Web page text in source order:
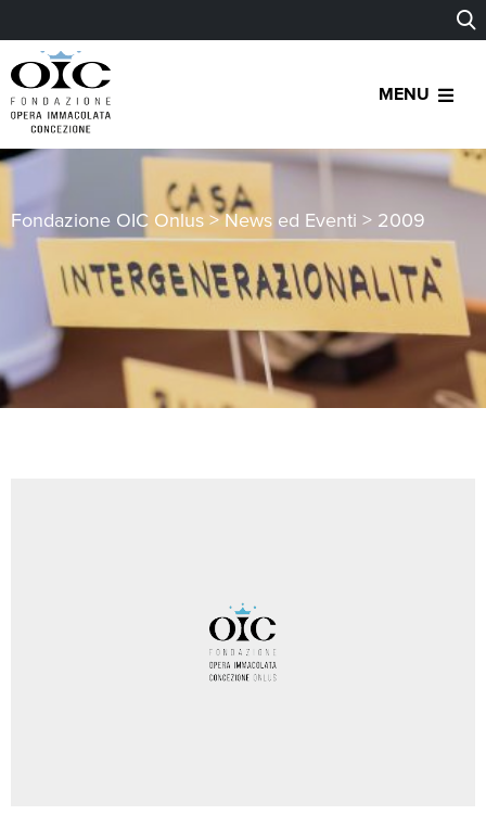
MENU
Fondazione OIC Onlus >News ed Eventi > 2009